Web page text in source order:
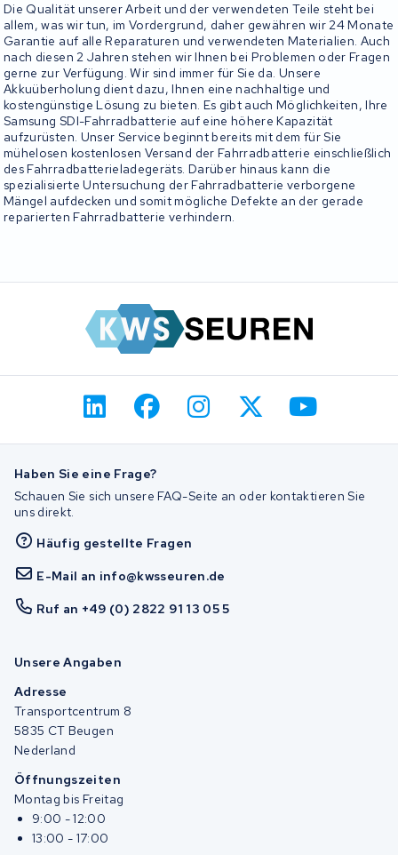
Die Qualität unserer Arbeit und der verwendeten Teile steht bei
allem, was wir tun, im Vordergrund, daher gewähren wir 24 Monate
Garantie auf alle Reparaturen und verwendeten Materialien. Auch
nach diesen 2 Jahren stehen wir Ihnen bei Problemen oder Fragen
gerne zur Verfügung. Wir sind immer für Sie da. Unsere
Akkuüberholung dient dazu, Ihnen eine nachhaltige und
kostengünstige Lösung zu bieten. Es gibt auch Möglichkeiten, Ihre
Samsung SDI-Fahrradbatterie auf eine höhere Kapazität
aufzurüsten. Unser Service beginnt bereits mit dem für Sie
mühelosen kostenlosen Versand der Fahrradbatterie einschließlich
des Fahrradbatterieladegeräts. Darüber hinaus kann die
spezialisierte Untersuchung der Fahrradbatterie verborgene
Mängel aufdecken und somit mögliche Defekte an der gerade
reparierten Fahrradbatterie verhindern.
Haben Sie eine Frage?
Schauen Sie sich unsere FAQ-Seite an oder kontaktieren Sie
uns direkt.
Häufig gestellte Fragen
E-Mail an info@kwsseuren.de
Ruf an +49 (0) 2822 91 13 05 5
Unsere Angaben
Adresse
Transportcentrum 8
5835 CT Beugen
Nederland
Öffnungszeiten
Montag bis Freitag
9:00 - 12:00
13:00 - 17:00